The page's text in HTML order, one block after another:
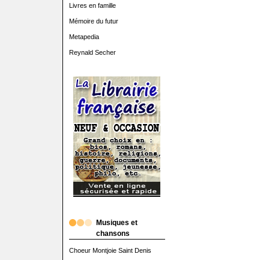
Livres en famille
Mémoire du futur
Metapedia
Reynald Secher
Musiques et
chansons
Choeur Montjoie Saint Denis